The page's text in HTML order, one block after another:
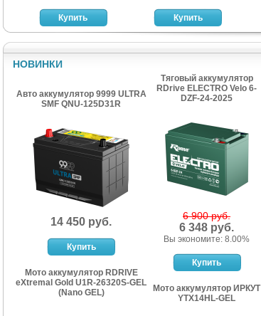
НОВИНКИ
Авто аккумулятор 9999 ULTRA
SMF QNU-125D31R
14 450 руб.
Тяговый аккумулятор
RDrive ELECTRO Velo 6-
DZF-24-2025
6 900 руб.
6 348 руб.
Вы экономите: 8.00%
Мото аккумулятор RDRIVE
eXtremal Gold U1R-26320S-GEL
(Nano GEL)
Мото аккумулятор ИРКУТ
YTX14HL-GEL